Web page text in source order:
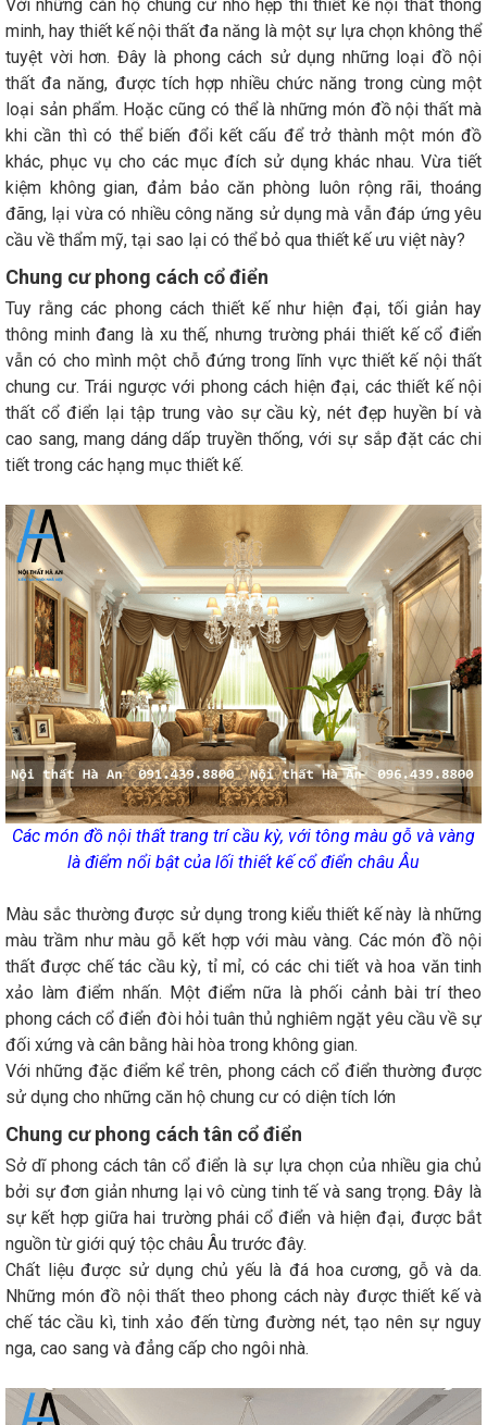
Với những căn hộ chung cư nhỏ hẹp thì thiết kế nội thất thông
minh, hay thiết kế nội thất đa năng là một sự lựa chọn không thể
tuyệt vời hơn. Đây là phong cách sử dụng những loại đồ nội
thất đa năng, được tích hợp nhiều chức năng trong cùng một
loại sản phẩm. Hoặc cũng có thể là những món đồ nội thất mà
khi cần thì có thể biến đổi kết cấu để trở thành một món đồ
khác, phục vụ cho các mục đích sử dụng khác nhau. Vừa tiết
kiệm không gian, đảm bảo căn phòng luôn rộng rãi, thoáng
đãng, lại vừa có nhiều công năng sử dụng mà vẫn đáp ứng yêu
cầu về thẩm mỹ, tại sao lại có thể bỏ qua thiết kế ưu việt này?
Chung cư phong cách cổ điển
Tuy rằng các phong cách thiết kế như hiện đại, tối giản hay
thông minh đang là xu thế, nhưng trường phái thiết kế cổ điển
vẫn có cho mình một chỗ đứng trong lĩnh vực thiết kế nội thất
chung cư. Trái ngược với phong cách hiện đại, các thiết kế nội
thất cổ điển lại tập trung vào sự cầu kỳ, nét đẹp huyền bí và
cao sang, mang dáng dấp truyền thống, với sự sắp đặt các chi
tiết trong các hạng mục thiết kế.
Các món đồ nội thất trang trí cầu kỳ, với tông màu gỗ và vàng
là điểm nổi bật của lối thiết kế cổ điển châu Âu
Màu sắc thường được sử dụng trong kiểu thiết kế này là những
màu trầm như màu gỗ kết hợp với màu vàng. Các món đồ nội
thất được chế tác cầu kỳ, tỉ mỉ, có các chi tiết và hoa văn tinh
xảo làm điểm nhấn. Một điểm nữa là phối cảnh bài trí theo
phong cách cổ điển đòi hỏi tuân thủ nghiêm ngặt yêu cầu về sự
đối xứng và cân bằng hài hòa trong không gian.
Với những đặc điểm kể trên, phong cách cổ điển thường được
sử dụng cho những căn hộ chung cư có diện tích lớn
Chung cư phong cách tân cổ điển
Sở dĩ phong cách tân cổ điển là sự lựa chọn của nhiều gia chủ
bởi sự đơn giản nhưng lại vô cùng tinh tế và sang trọng. Đây là
sự kết hợp giữa hai trường phái cổ điển và hiện đại, được bắt
nguồn từ giới quý tộc châu Âu trước đây.
Chất liệu được sử dụng chủ yếu là đá hoa cương, gỗ và da.
Những món đồ nội thất theo phong cách này được thiết kế và
chế tác cầu kì, tinh xảo đến từng đường nét, tạo nên sự nguy
nga, cao sang và đẳng cấp cho ngôi nhà.